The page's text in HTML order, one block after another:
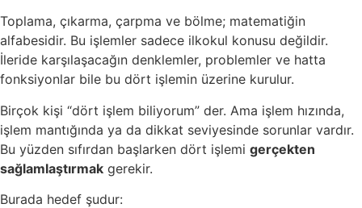
Toplama, çıkarma, çarpma ve bölme; matematiğin
alfabesidir. Bu işlemler sadece ilkokul konusu değildir.
İleride karşılaşacağın denklemler, problemler ve hatta
fonksiyonlar bile bu dört işlemin üzerine kurulur.
Birçok kişi “dört işlem biliyorum” der. Ama işlem hızında,
işlem mantığında ya da dikkat seviyesinde sorunlar vardır.
Bu yüzden sıfırdan başlarken dört işlemi gerçekten
sağlamlaştırmak gerekir.
Burada hedef şudur: